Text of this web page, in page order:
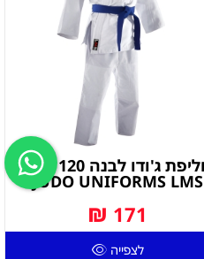
חליפת ג'ודו לבנה 120 ס"מ
JUDO UNIFORMS LMS
171
₪
לצפייה